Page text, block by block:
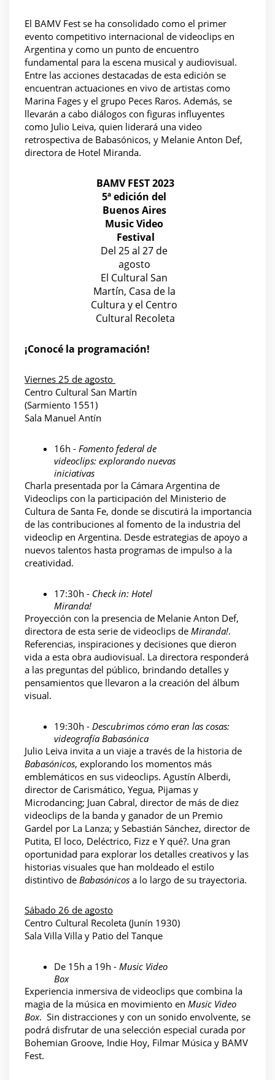
El BAMV Fest se ha consolidado como el primer
evento competitivo internacional de videoclips en
Argentina y como un punto de encuentro
fundamental para la escena musical y audiovisual.
Entre las acciones destacadas de esta edición se
encuentran actuaciones en vivo de artistas como
Marina Fages y el grupo Peces Raros. Además, se
llevarán a cabo diálogos con figuras influyentes
como Julio Leiva, quien liderará una video
retrospectiva de Babasónicos, y Melanie Anton Def,
directora de Hotel Miranda.
BAMV FEST 2023
5ª edición del
Buenos Aires
Music Video
Festival
Del 25 al 27 de
agosto
El Cultural San
Martín, Casa de la
Cultura y el Centro
Cultural Recoleta
¡Conocé la programación!
Viernes 25 de agosto
Centro Cultural San Martín
(Sarmiento 1551)
Sala Manuel Antín
16h - Fomento federal de
videoclips: explorando nuevas
iniciativas
Charla presentada por la Cámara Argentina de
Videoclips con la participación del Ministerio de
Cultura de Santa Fe, donde se discutirá la importancia
de las contribuciones al fomento de la industria del
videoclip en Argentina. Desde estrategias de apoyo a
nuevos talentos hasta programas de impulso a la
creatividad.
17:30h - Check in: Hotel
Miranda!
Proyección con la presencia de Melanie Anton Def,
directora de esta serie de videoclips de Miranda!.
Referencias, inspiraciones y decisiones que dieron
vida a esta obra audiovisual. La directora responderá
a las preguntas del público, brindando detalles y
pensamientos que llevaron a la creación del álbum
visual.
19:30h - Descubrimos cómo eran las cosas:
videografía Babasónica
Babasónicos, explorando los momentos más
emblemáticos en sus videoclips. Agustín Alberdi,
director de Carismático, Yegua, Pijamas y
Microdancing; Juan Cabral, director de más de diez
videoclips de la banda y ganador de un Premio
Gardel por La Lanza; y Sebastián Sánchez, director de
Putita, El loco, Deléctrico, Fizz e Y qué?. Una gran
oportunidad para explorar los detalles creativos y las
historias visuales que han moldeado el estilo
distintivo de Babasónicos a lo largo de su trayectoria.
Sábado 26 de agosto
Centro Cultural Recoleta (Junín 1930)
Sala Villa Villa y Patio del Tanque
De 15h a 19h - Music Video
Box
Experiencia inmersiva de videoclips que combina la
magia de la música en movimiento en Music Video
Box.  Sin distracciones y con un sonido envolvente, se
podrá disfrutar de una selección especial curada por
Bohemian Groove, Indie Hoy, Filmar Música y BAMV
Fest.